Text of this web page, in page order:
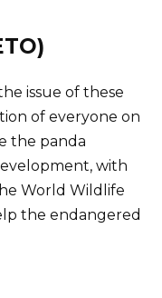
issue of these
of everyone on
the panda
with
World Wildlife
the endangered